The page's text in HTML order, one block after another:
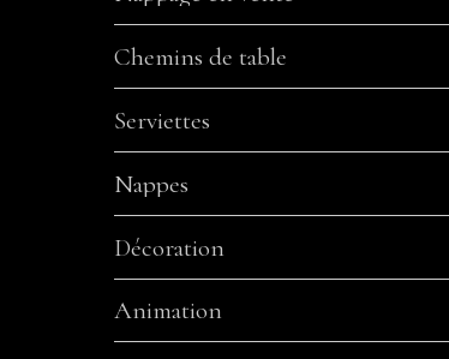
Chemins de table
Serviettes
Nappes
Décoration
Animation